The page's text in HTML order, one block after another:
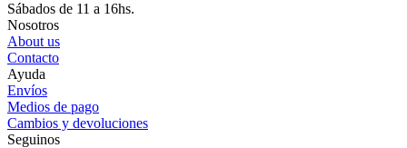
Sábados de 11 a 16hs.
Nosotros
About us
Contacto
Ayuda
Envíos
Medios de pago
Cambios y devoluciones
Seguinos